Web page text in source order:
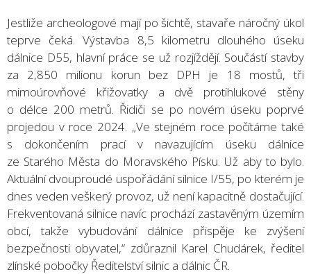
Jestliže archeologové mají po šichtě, stavaře náročný úkol
teprve čeká. Výstavba 8,5 kilometru dlouhého úseku
dálnice D55, hlavní práce se už rozjíždějí. Součástí stavby
za 2,850 milionu korun bez DPH je 18 mostů, tři
mimoúrovňové křižovatky a dvě protihlukové stěny
o délce 200 metrů. Řidiči se po novém úseku poprvé
projedou v roce 2024. „Ve stejném roce počítáme také
s dokončením prací v navazujícím úseku dálnice
ze Starého Města do Moravského Písku. Už aby to bylo.
Aktuální dvouproudé uspořádání silnice I/55, po kterém je
dnes veden veškerý provoz, už není kapacitně dostačující.
Frekventovaná silnice navíc prochází zastavěným územím
obcí, takže vybudování dálnice přispěje ke zvýšení
bezpečnosti obyvatel,“ zdůraznil Karel Chudárek, ředitel
zlínské pobočky Ředitelství silnic a dálnic ČR.